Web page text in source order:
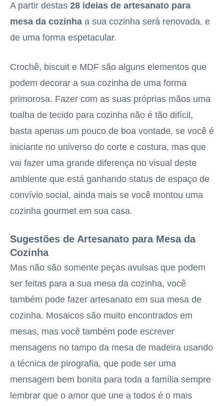
A partir destas 28 ideias de artesanato para
mesa da cozinha a sua cozinha será renovada, e
de uma forma espetacular.
Crochê, biscuit e MDF são alguns elementos que
podem decorar a sua cozinha de uma forma
primorosa. Fazer com as suas próprias mãos uma
toalha de tecido para cozinha não é tão difícil,
basta apenas um pouco de boa vontade, se você é
iniciante no universo do corte e costura, mas que
vai fazer uma grande diferença no visual deste
ambiente que está ganhando status de espaço de
convívio social, ainda mais se você montou uma
cozinha gourmet em sua casa.
Sugestões de Artesanato para Mesa da
Cozinha
Mas não são somente peças avulsas que podem
ser feitas para a sua mesa da cozinha, você
também pode fazer artesanato em sua mesa de
cozinha. Mosaicos são muito encontrados em
mesas, mas você também pode escrever
mensagens no tampo da mesa de madeira usando
a técnica de pirografia, que pode ser uma
mensagem bem bonita para toda a família sempre
lembrar que o amor que une a todos é o mais